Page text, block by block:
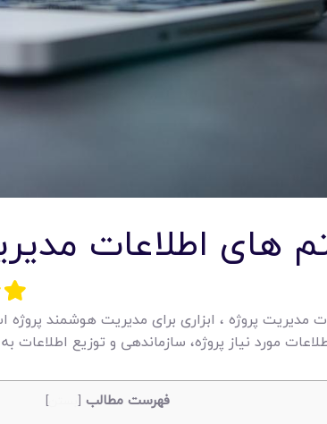
های اطلاعات
پروژه ، ابزاری برای مدیریت هوشمند
مورد نیاز پروژه، سازماندهی و توزیع
فهرست مطالب [ بستن]